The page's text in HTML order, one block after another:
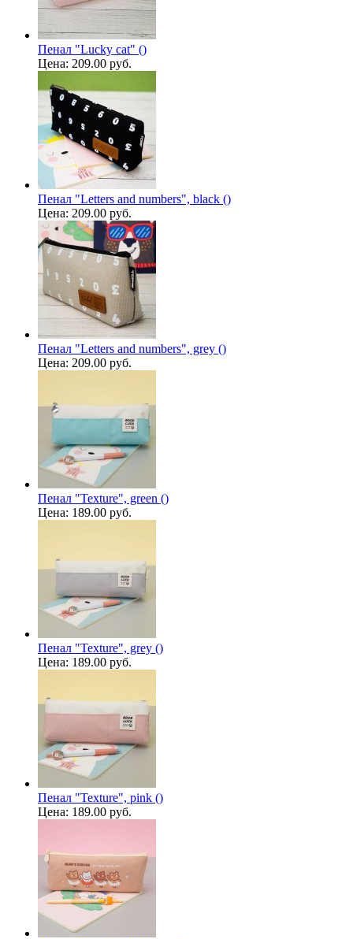
Пенал "Lucky cat" ()
Цена: 209.00 руб.
Пенал "Letters and numbers", black ()
Цена: 209.00 руб.
Пенал "Letters and numbers", grey ()
Цена: 209.00 руб.
Пенал "Texture", green ()
Цена: 189.00 руб.
Пенал "Texture", grey ()
Цена: 189.00 руб.
Пенал "Texture", pink ()
Цена: 189.00 руб.